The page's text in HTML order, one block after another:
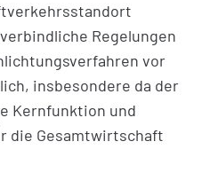
Regelungen
vor
insbesondere da der
Kernfunktion und
die Gesamtwirtschaft